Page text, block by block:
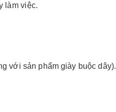
làm việc.
với sản phẩm giày buộc dây).